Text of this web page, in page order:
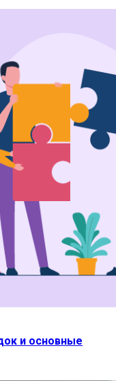
и основные